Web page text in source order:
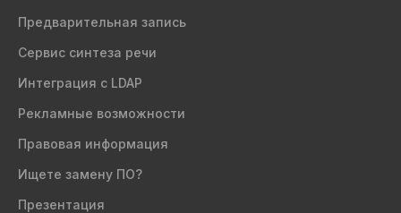
Предварительная запись
Сервис синтеза речи
Интеграция с LDAP
Рекламные возможности
Правовая информация
Ищете замену ПО?
Презентация